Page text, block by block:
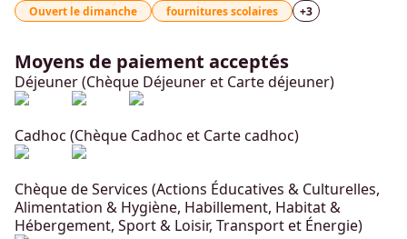
Ouvert le dimanche
fournitures scolaires +3
Moyens de paiement acceptés
Déjeuner (Chèque Déjeuner et Carte déjeuner)
Cadhoc (Chèque Cadhoc et Carte cadhoc)
Chèque de Services (Actions Éducatives & Culturelles,
Alimentation & Hygiène, Habillement, Habitat &
Hébergement, Sport & Loisir, Transport et Énergie)